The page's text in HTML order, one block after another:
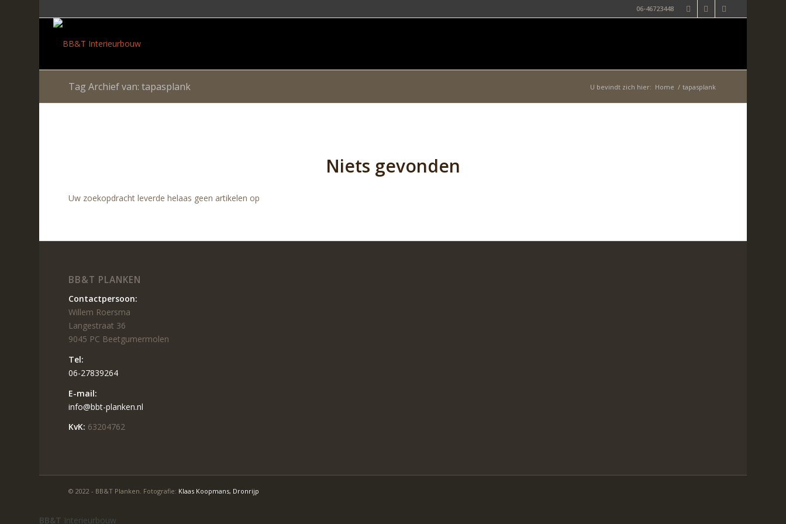
06-46723448
Tag Archief van: tapasplank U bevindt zich hier: Home / tapasplank
Niets gevonden
Uw zoekopdracht leverde helaas geen artikelen op
BB&T PLANKEN
Contactpersoon:
Willem Roersma
Langestraat 36
9045 PC Beetgumermolen
Tel:
06-27839264
E-mail:
info@bbt-planken.nl
KvK: 63204762
© 2022 - BB&T Planken. Fotografie: Klaas Koopmans, Dronrijp
BB&T Interieurbouw